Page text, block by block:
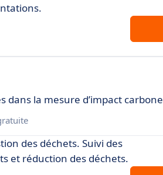
dans la mesure d’impact carbone
des déchets. Suivi des
et réduction des déchets.